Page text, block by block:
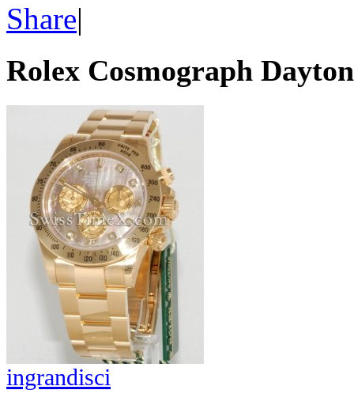
Share|
Rolex Cosmograph
ingrandisci